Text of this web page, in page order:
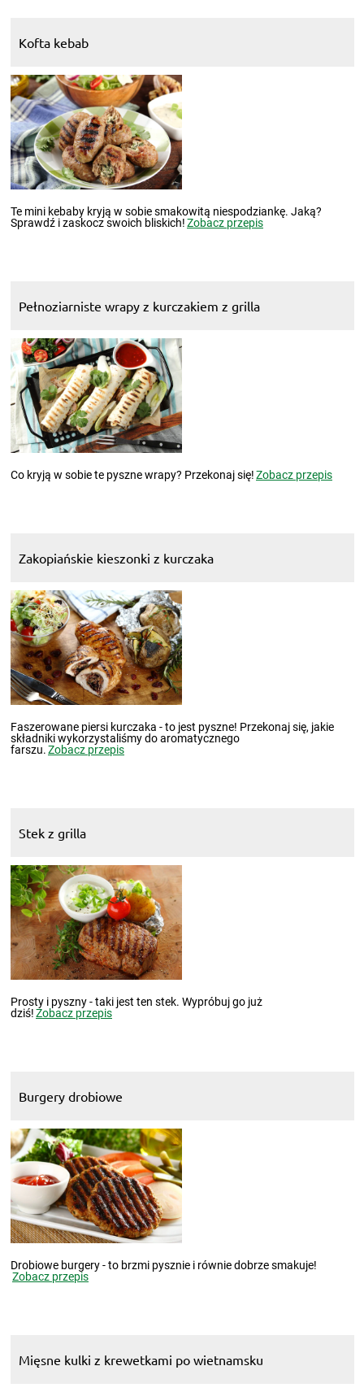
Kofta kebab
Te mini kebaby kryją w sobie smakowitą niespodziankę. Jaką?
Sprawdź i zaskocz swoich bliskich!Zobacz przepis
Pełnoziarniste wrapy z kurczakiem z grilla
Co kryją w sobie te pyszne wrapy? Przekonaj się!Zobacz przepis
Zakopiańskie kieszonki z kurczaka
Faszerowane piersi kurczaka - to jest pyszne! Przekonaj się, jakie
składniki wykorzystaliśmy do aromatycznego
farszu.Zobacz przepis
Stek z grilla
Prosty i pyszny - taki jest ten stek. Wypróbuj go już
dziś!Zobacz przepis
Burgery drobiowe
Drobiowe burgery - to brzmi pysznie i równie dobrze smakuje!
Zobacz przepis
Mięsne kulki z krewetkami po wietnamsku